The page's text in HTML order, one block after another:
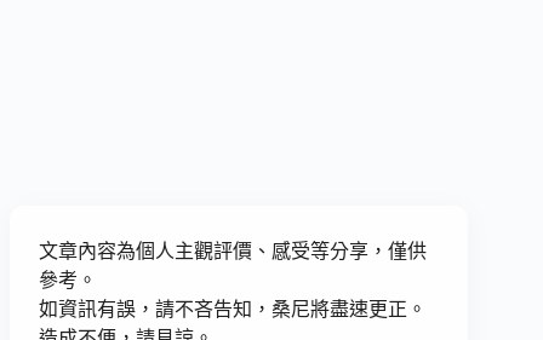
文章內容為個人主觀評價、感受等分享，僅供
參考。
如資訊有誤，請不吝告知，桑尼將盡速更正。